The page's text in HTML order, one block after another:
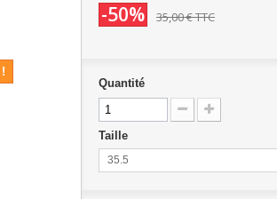
-50% 35,00 €TTC
Quantité
Taille
35.5